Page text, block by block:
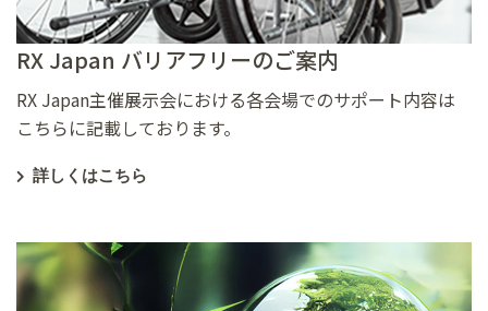
RX Japan バリアフリーのご案内
RX Japan主催展示会における各会場でのサポート内容は
こちらに記載しております。
詳しくはこちら